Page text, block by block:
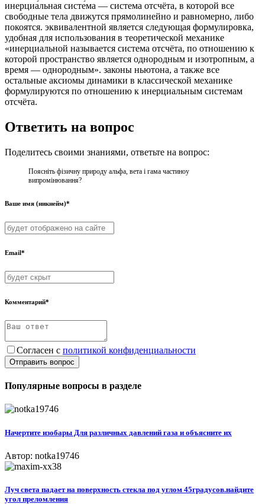
инерциа́льная систе́ма — система отсчёта, в которой все
свободные тела движутся прямолинейно и равномерно, либо
покоятся. эквивалентной является следующая формулировка,
удобная для использования в теоретической механике
«инерциальной называется система отсчёта, по отношению к
которой пространство является однородным и изотропным, а
время — однородным». законы ньютона, а также все
остальные аксиомы динамики в классической механике
формулируются по отношению к инерциальным системам
отсчёта.
Ответить на вопрос
Поделитесь своими знаниями, ответьте на вопрос:
Поясніть фізичну природу альфа, вета і гама частиноу
випромінювання?
Ваше имя (никнейм)*
Email*
Комментарий*
Согласен с политикой конфиденциальности
Отправить вопрос
Популярные вопросы в разделе
Начертите изобары Для различных давлений газа и объясните их
Автор: notka19746
Луч света падает на поверхность стекла под углом 45градусов.найдите
угол преломления